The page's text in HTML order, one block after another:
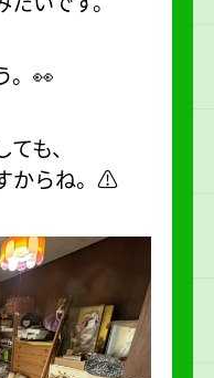
。👀
も、
からね。⚠️